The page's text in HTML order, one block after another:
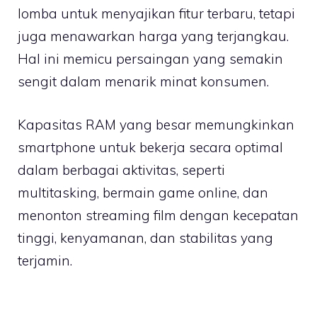
lomba untuk menyajikan fitur terbaru, tetapi
juga menawarkan harga yang terjangkau.
Hal ini memicu persaingan yang semakin
sengit dalam menarik minat konsumen.
Kapasitas RAM yang besar memungkinkan
smartphone untuk bekerja secara optimal
dalam berbagai aktivitas, seperti
multitasking, bermain game online, dan
menonton streaming film dengan kecepatan
tinggi, kenyamanan, dan stabilitas yang
terjamin.